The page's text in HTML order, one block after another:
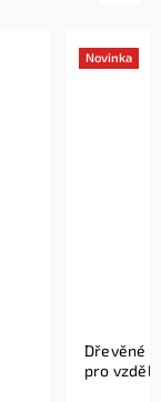
Novinka
Dřevěné
pro